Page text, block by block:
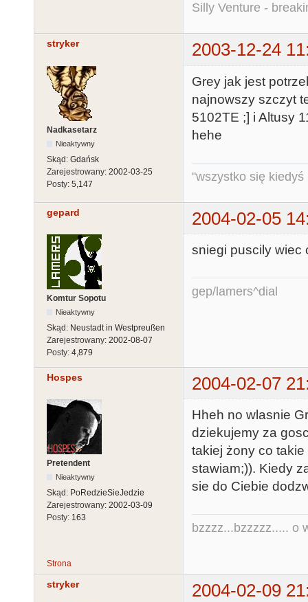
Silly Venture -
stryker 2003-12-24
Nadkasetarz
Nieaktywny
Skąd: Gdańsk
Zarejestrowany: 2002-03-25
Posty: 5,147
Grey jak jest
najnowszy szczyt
5102TE ;] i Altusy
hehe
"wszystko się kiedyś
gepard 2004-02-05
Komtur Sopotu
Nieaktywny
Skąd: Neustadt in Westpreußen
Zarejestrowany: 2002-08-07
Posty: 4,879
sniegi puscily wiec
gep/lamers^dial
Hospes 2004-02-07
Pretendent
Nieaktywny
Skąd: PoRedzieSieJedzie
Zarejestrowany: 2002-03-09
Posty: 163
Hheh no wlasnie
dziekujemy za
takiej żony co
stawiam;)). Kiedy
sie do Ciebie
bzzzz...bzzzzz..... o
Strona
stryker 2004-02-09